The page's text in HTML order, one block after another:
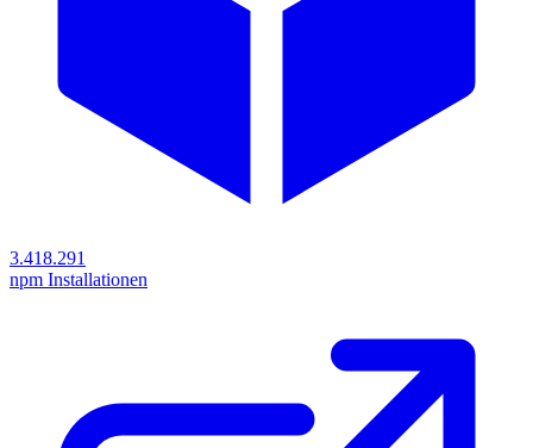
3.418.291
npm Installationen